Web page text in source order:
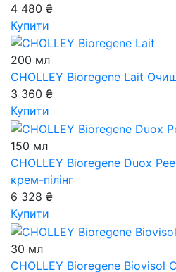
4 480 ₴
Купити
200 мл
CHOLLEY Bioregene Lait
3 360 ₴
Купити
150 мл
CHOLLEY Bioregene Duox
крем-пілінг
6 328 ₴
Купити
30 мл
CHOLLEY Bioregene Biovisol